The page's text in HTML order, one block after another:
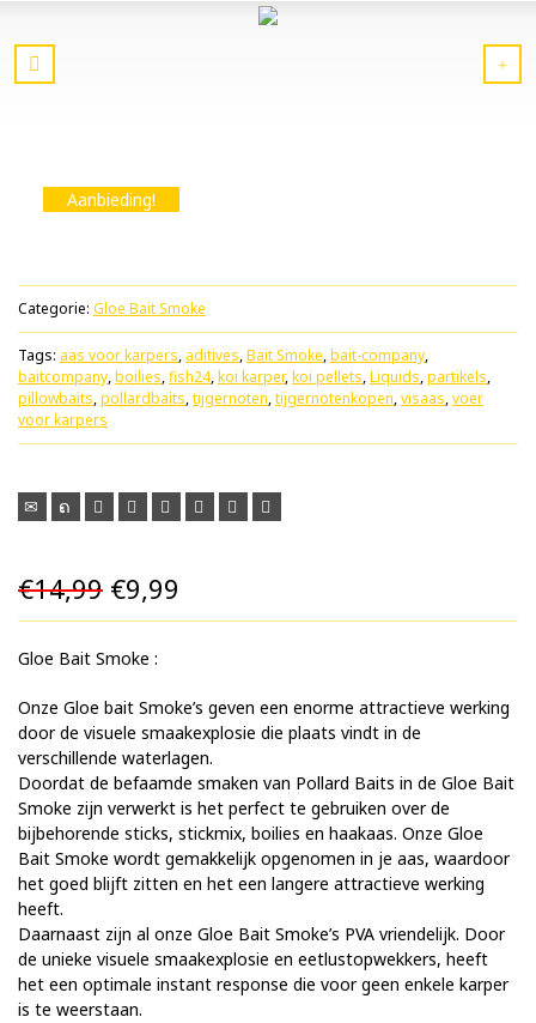
Aanbieding!
Categorie: Gloe Bait Smoke
Tags: aas voor karpers, aditives,Bait Smoke,bait-company,
baitcompany,boilies,fish24,koi karper,koi pellets,Liquids,partikels,
pillowbaits,pollardbaits,tijgernoten,tijgernotenkopen,visaas,voer
voor karpers
€14,99 Oorspronkelijke
prijs
was:
€14,99.
€9,99
prijs
€9,99.
Gloe Bait Smoke :
Onze Gloe bait Smoke’s geven een enorme attractieve werking
door de visuele smaakexplosie die plaats vindt in de
verschillende waterlagen.
Doordat de befaamde smaken van Pollard Baits in de Gloe Bait
Smoke zijn verwerkt is het perfect te gebruiken over de
bijbehorende sticks, stickmix, boilies en haakaas. Onze Gloe
Bait Smoke wordt gemakkelijk opgenomen in je aas, waardoor
het goed blijft zitten en het een langere attractieve werking
heeft.
Daarnaast zijn al onze Gloe Bait Smoke’s PVA vriendelijk. Door
de unieke visuele smaakexplosie en eetlustopwekkers, heeft
het een optimale instant response die voor geen enkele karper
is te weerstaan.